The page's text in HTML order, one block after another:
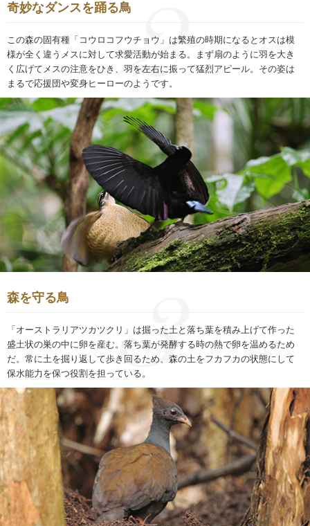
奇妙なダンスを踊る鳥
この森の固有種「コウロコフウチョウ」は繁殖の時期になるとオスは模
様が全く違うメスに対して求愛活動が始まる。まず扇のように羽を大き
く広げてメスの注意をひき、羽を左右に振って猛烈アピール。その姿は
まるで応援団や変身ヒーローのようです。
森を守る鳥
「オーストラリアツカツクリ」は掘った土と落ち葉を積み上げて作った
盛土状の巣の中に卵を産む。落ち葉が発酵する時の熱で卵を温めるため
だ。常に土を掘り返して歩き回るため、森の土をフカフカの状態にして
保水能力を保つ役割を担っている。